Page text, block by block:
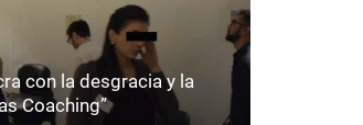
con la desgracia y la
Coaching”